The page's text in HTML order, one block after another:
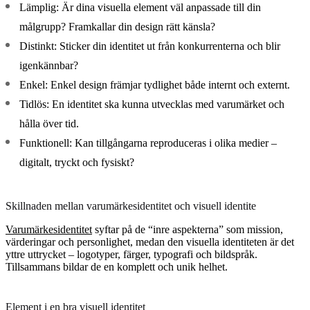
Lämplig: Är dina visuella element väl anpassade till din
målgrupp? Framkallar din design rätt känsla?
Distinkt: Sticker din identitet ut från konkurrenterna och blir
igenkännbar?
Enkel: Enkel design främjar tydlighet både internt och externt.
Tidlös: En identitet ska kunna utvecklas med varumärket och
hålla över tid.
Funktionell: Kan tillgångarna reproduceras i olika medier –
digitalt, tryckt och fysiskt?
Skillnaden mellan varumärkesidentitet och visuell identite
Varumärkesidentitet syftar på de “inre aspekterna” som mission,
värderingar och personlighet, medan den visuella identiteten är det
yttre uttrycket – logotyper, färger, typografi och bildspråk.
Tillsammans bildar de en komplett och unik helhet.
Element i en bra visuell identitet